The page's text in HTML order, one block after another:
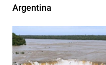
Argentina